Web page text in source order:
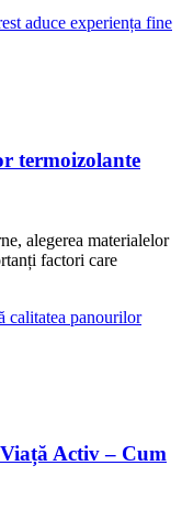
aduce experiența fine
termoizolante
alegerea materialelor
factori care
calitatea panourilor
Activ – Cum